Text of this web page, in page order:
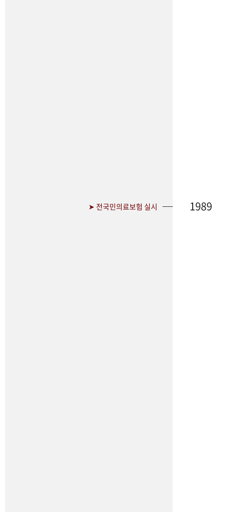
➤ 전국민의료보험 실시 1989